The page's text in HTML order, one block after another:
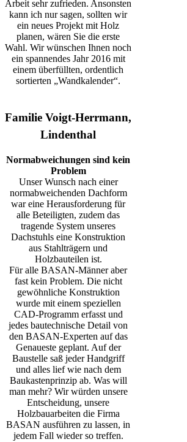
Arbeit sehr zufrieden. Ansonsten
kann ich nur sagen, sollten wir
ein neues Projekt mit Holz
planen, wären Sie die erste
Wahl. Wir wünschen Ihnen noch
ein spannendes Jahr 2016 mit
einem überfüllten, ordentlich
sortierten „Wandkalender“.
Familie Voigt-Herrmann,
Lindenthal
Normabweichungen sind kein
Problem
Unser Wunsch nach einer
normabweichenden Dachform
war eine Herausforderung für
alle Beteiligten, zudem das
tragende System unseres
Dachstuhls eine Konstruktion
aus Stahlträgern und
Holzbauteilen ist.
Für alle BASAN-Männer aber
fast kein Problem. Die nicht
gewöhnliche Konstruktion
wurde mit einem speziellen
CAD-Programm erfasst und
jedes bautechnische Detail von
den BASAN-Experten auf das
Genaueste geplant. Auf der
Baustelle saß jeder Handgriff
und alles lief wie nach dem
Baukastenprinzip ab. Was will
man mehr? Wir würden unsere
Entscheidung, unsere
Holzbauarbeiten die Firma
BASAN ausführen zu lassen, in
jedem Fall wieder so treffen.